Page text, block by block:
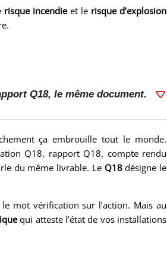
risque incendieet le risque d’explosion
Q18, le même document.
ça embrouille tout le monde.
Q18, rapport Q18, compte rendu
du même livrable. Le Q18désigne le
mot vérification sur l’action. Mais au
qui atteste l’état de vos installations